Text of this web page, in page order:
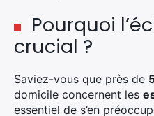
Pourquoi
crucial ?
Saviez-vous que près de
domicile concernent les
essentiel de s’en